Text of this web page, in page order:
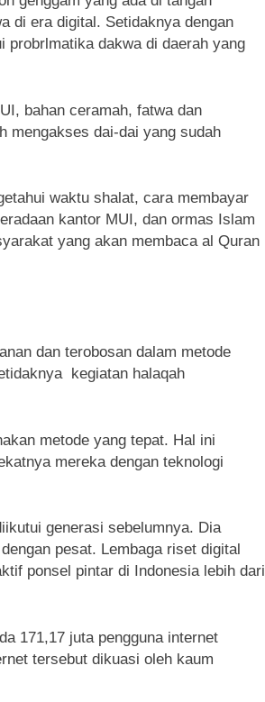
di era digital. Setidaknya dengan
probrlmatika dakwa di daerah yang
bahan ceramah, fatwa dan
mengakses dai-dai yang sudah
waktu shalat, cara membayar
kantor MUI, dan ormas Islam
yang akan membaca al Quran
dan terobosan dalam metode
kegiatan halaqah
metode yang tepat. Hal ini
mereka dengan teknologi
generasi sebelumnya. Dia
pesat. Lembaga riset digital
ponsel pintar di Indonesia lebih dari
171,17 juta pengguna internet
tersebut dikuasi oleh kaum